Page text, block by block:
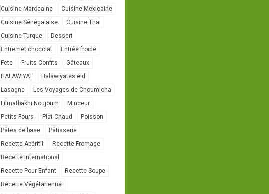
Cuisine Marocaine
Cuisine Mexicaine
Cuisine Sénégalaise
Cuisine Thai
Cuisine Turque
Dessert
Entremet chocolat
Entrée froide
Fete
Fruits Confits
Gâteaux
HALAWIYAT
Halawiyates eid
Lasagne
Les Voyages de Choumicha
Lilmatbakhi Noujoum
Minceur
Petits Fours
Plat Chaud
Poisson
Pâtes de base
Pâtisserie
Recette Apéritif
Recette Fromage
Recette International
Recette Pour Enfant
Recette Soupe
Recette Végétarienne